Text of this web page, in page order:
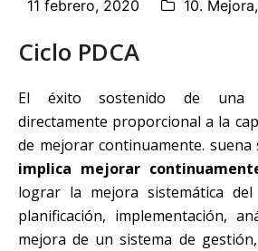
11 febrero, 2020 10. Mejora,
Ciclo PDCA
El éxito sostenido de una
directamente proporcional a la
de mejorar continuamente. suena
implica mejorar
lograr la mejora sistemática
planificación, implementación,
mejora de un sistema de